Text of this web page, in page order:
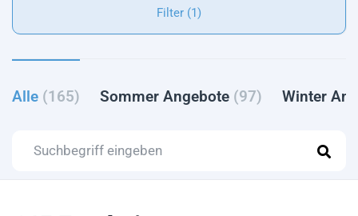
Filter (1)
Alle (165) Sommer Angebote (97) Winter